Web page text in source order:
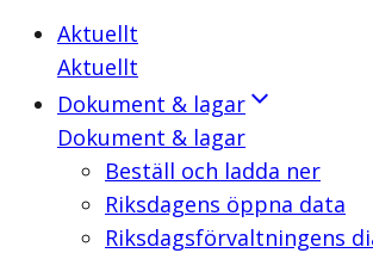
Aktuellt
Aktuellt
Dokument & lagar
Dokument & lagar
Beställ och ladda ner
Riksdagens öppna data
Riksdagsförvaltningens